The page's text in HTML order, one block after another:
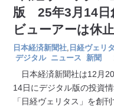
版 25年3月14
ビューアーは休止
日本経済新聞社 日経ヴェリ
デジタル ニュース 新聞
日本経済新聞社は12月
14日にデジタル版の投資
「日経ヴェリタス」を創